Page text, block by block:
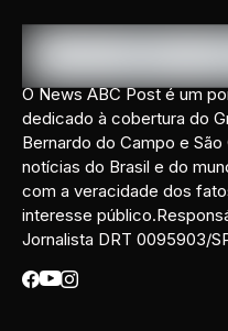
O News ABC Post é um
dedicado à cobertura do
Bernardo do Campo e
notícias do Brasil e do
com a veracidade dos
interesse
Jornalista DRT 0095903/